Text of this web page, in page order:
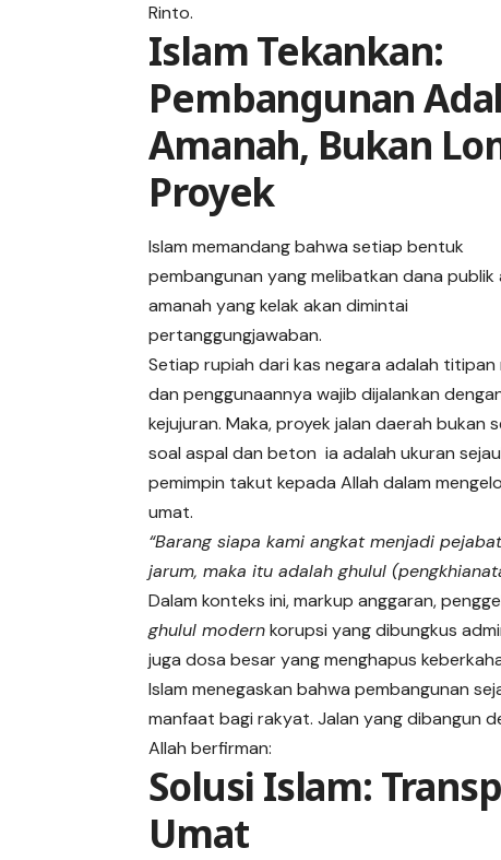
Rinto.
Islam Tekankan:
Pembangunan
Amanah, Bukan
Proyek
Islam memandang bahwa setiap bentuk
pembangunan yang melibatkan dana publik
amanah yang kelak akan dimintai
pertanggungjawaban.
Setiap rupiah dari kas negara adalah
dan penggunaannya wajib dijalankan
kejujuran. Maka, proyek jalan daerah bukan
soal aspal dan beton ia adalah ukuran
pemimpin takut kepada Allah dalam
umat.
“Barang siapa kami angkat menjadi
jarum, maka itu adalah ghulul
Dalam konteks ini, markup anggaran,
ghulul modernkorupsi yang dibungkus
juga dosa besar yang menghapus
Islam menegaskan bahwa pembangunan
manfaat bagi rakyat. Jalan yang dibangun
Allah berfirman:
Solusi Islam:
Umat